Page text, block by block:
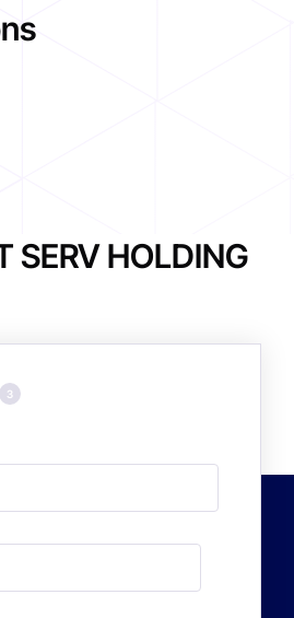
SERV HOLDING
3